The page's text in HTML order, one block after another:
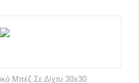
Μπέζ Σε Δίχτυ 30x30